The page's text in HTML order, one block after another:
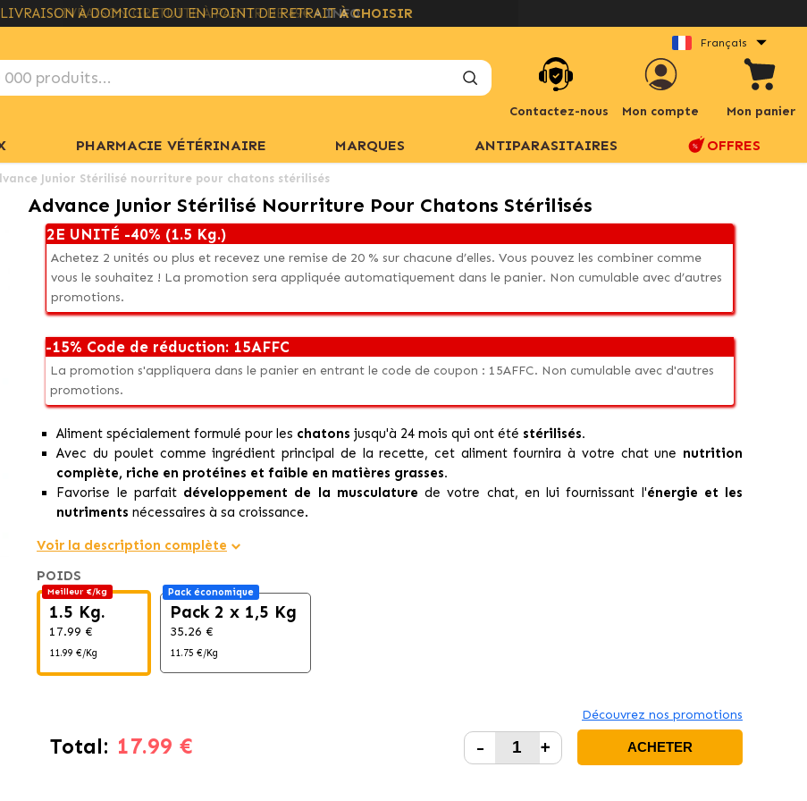
LIVRAISON GRATUITE À PARTIR DE 49€+ INFO
Français
Contactez-nous Mon compte Mon panier
PHARMACIE VÉTÉRINAIRE MARQUES ANTIPARASITAIRES OFFRES
Junior Stérilisé nourriture pour chatons stérilisés
Advance Junior Stérilisé Nourriture Pour Chatons Stérilisés
2E UNITÉ -40% (1.5 Kg.)
Achetez 2 unités ou plus et recevez une remise de 20 % sur chacune d’elles. Vous pouvez les combiner comme
vous le souhaitez ! La promotion sera appliquée automatiquement dans le panier. Non cumulable avec d’autres
promotions.
-15% Code de réduction: 15AFFC
La promotion s'appliquera dans le panier en entrant le code de coupon : 15AFFC. Non cumulable avec d'autres
promotions.
Aliment spécialement formulé pour les chatons jusqu'à 24 mois qui ont été stérilisés.
Avec du poulet comme ingrédient principal de la recette, cet aliment fournira à votre chat une nutrition
complète, riche en protéines et faible en matières grasses.
Favorise le parfait développement de la musculature de votre chat, en lui fournissant l'énergie et les
nutriments nécessaires à sa croissance.
Voir la description complète
POIDS
Meilleur €/kg
1.5 Kg.
17.99 €
11.99 €/Kg
Pack économique
Pack 2 x 1,5 Kg
35.26 €
11.75 €/Kg
Découvrez nos promotions
Total: 17.99 € - + ACHETER